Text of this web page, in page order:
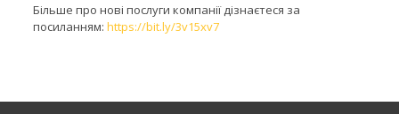
Більше про нові послуги компанії дізнаєтеся за
посиланням: https://bit.ly/3v15xv7